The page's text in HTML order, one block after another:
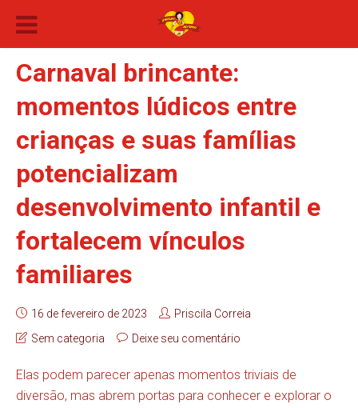
Carnaval brincante:
momentos lúdicos entre
crianças e suas famílias
potencializam
desenvolvimento infantil e
fortalecem vínculos
familiares
16 de fevereiro de 2023
Priscila Correia
Sem categoria
Deixe seu comentário
Elas podem parecer apenas momentos triviais de
diversão, mas abrem portas para conhecer e explorar o